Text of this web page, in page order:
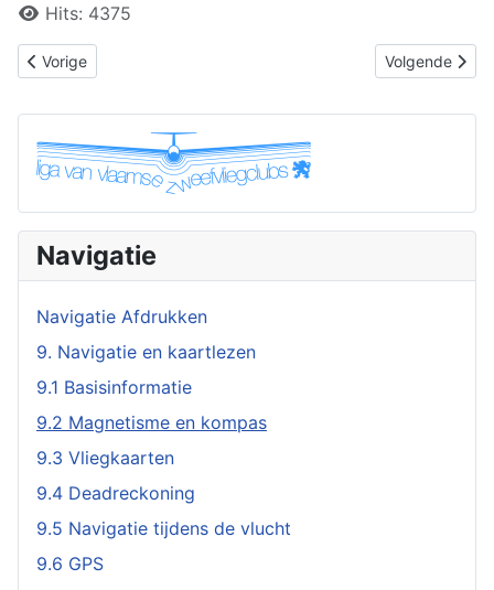
Hits: 4375
Vorig artikel: 9.1 Basisinformatie
Vorige Volgende
Volgende
Navigatie
Navigatie Afdrukken
9. Navigatie en kaartlezen
9.1 Basisinformatie
9.2 Magnetisme en kompas
9.3 Vliegkaarten
9.4 Deadreckoning
9.5 Navigatie tijdens de vlucht
9.6 GPS